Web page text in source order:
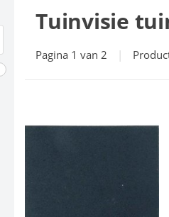
Tuinvisie
Pagina 1 van 2 |